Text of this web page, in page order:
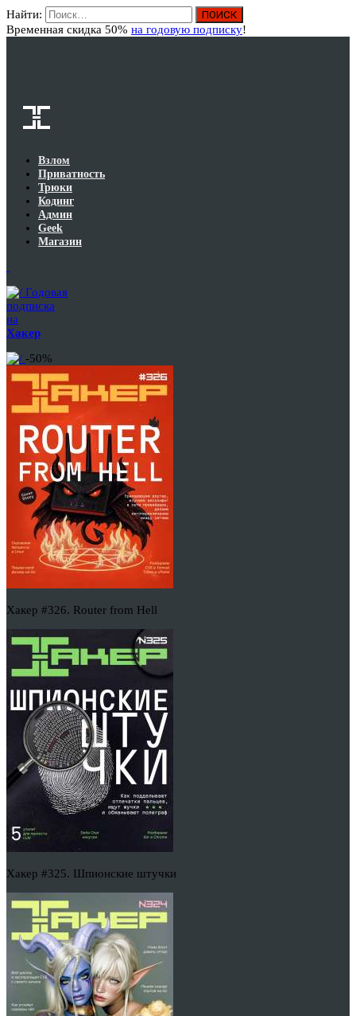
Найти:
Временная скидка 50% на годовую подписку!
Взлом
Приватность
Трюки
Кодинг
Админ
Geek
Магазин
Годовая
подписка
на
Хакер
-50%
Хакер #326. Router from Hell
Хакер #325. Шпионские штучки